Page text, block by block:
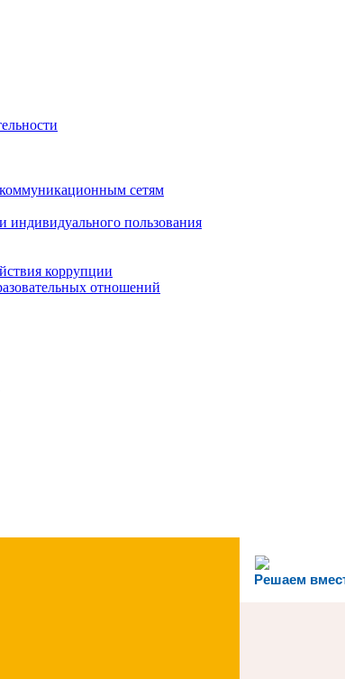
сетям
индивидуального пользования
коррупции
отношений
Решаем